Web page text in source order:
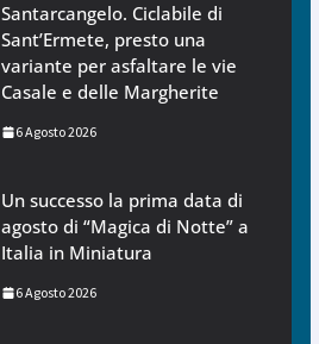
Santarcangelo. Ciclabile di
Sant’Ermete, presto una
variante per asfaltare le vie
Casale e delle Margherite
6 Agosto 2026
Un successo la prima data di
agosto di “Magica di Notte” a
Italia in Miniatura
6 Agosto 2026